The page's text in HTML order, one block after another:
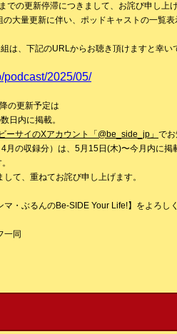
での更新停滞につきまして、お詫び申し上げ
大量更新に伴い、ポッドキャストの一覧
は、下記のURLからお聴き頂けますと幸い
podcast/2025/05/
の更新予定は
日内に掲載。
ビーサイのXアカウント「@be_side_jp」 でお
月の収録分）は、5月15日(木)〜今月内に掲
て、重ねてお詫び申し上げます。
・ぶるんのBe-SIDE Your Life!】をよろし
同